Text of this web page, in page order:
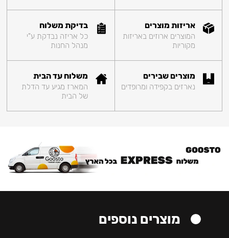
אריזות מוצרים
המוצרים ארוזים באריזות
מקוריות
בדיקת משלוח
כל אריזה נבדקת ע"י
מנהל החנות
מוצרים שבירים
נארזים בקפידה ומרופדים
משלוח עד הבית
המארז מגיע עד הדלת
של הבית
מוצרים נוספים